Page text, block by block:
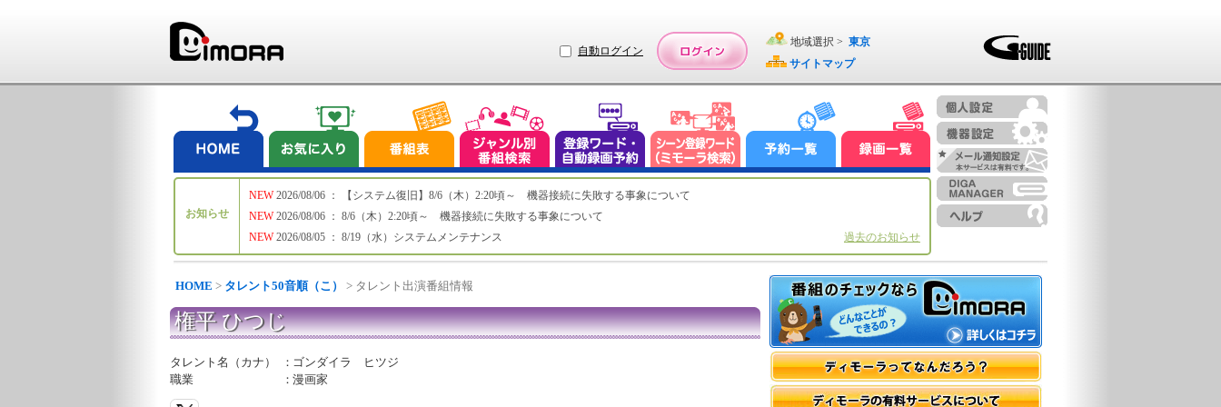
自動ログイン
地域選択 > 東京
サイトマップ
お知らせ
NEW
NEW
NEW
2026/08/06 ： 【システム復旧】8/6（木）2:20頃～ 機器接続に失敗する事象について
2026/08/06 ： 8/6（木）2:20頃～ 機器接続に失敗する事象について
2026/08/05 ： 8/19（水）システムメンテナンス
過去のお知らせ
HOME > タレント50音順（こ） > タレント出演番組情報
権平 ひつじ
タレント名（カナ） ： ゴンダイラ ヒツジ
職業
：漫画家